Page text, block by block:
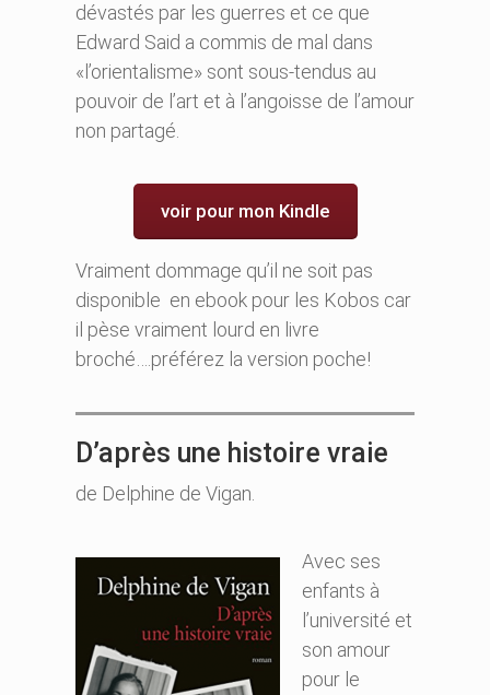
dévastés par les guerres et ce que
Edward Said a commis de mal dans
«l’orientalisme» sont sous-tendus au
pouvoir de l’art et à l’angoisse de l’amour
non partagé.
voir pour mon Kindle
Vraiment dommage qu’il ne soit pas
disponible en ebook pour les Kobos car
il pèse vraiment lourd en livre
broché….préférez la version poche!
D’après une histoire vraie
de Delphine de Vigan.
Avec ses
enfants à
l’université et
son amour
pour le